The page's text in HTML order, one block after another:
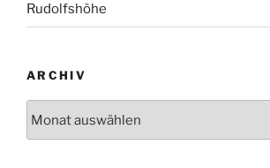
Rudolfshöhe
ARCHIV